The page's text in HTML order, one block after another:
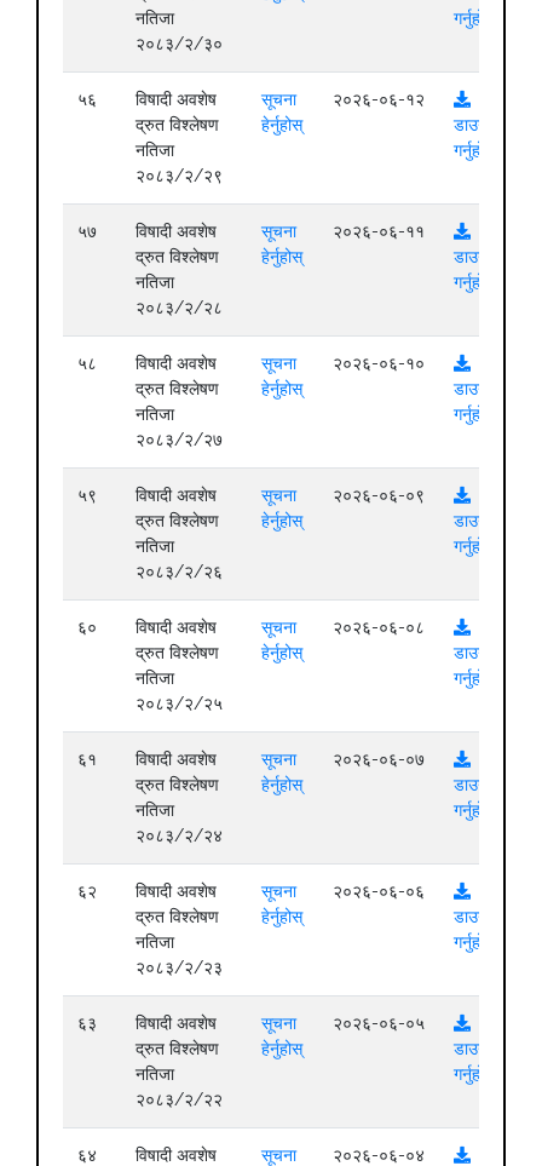
नतिजा
२०८३/२/३०
गर्नुहोस्
५६
विषादी अवशेष
द्रुत विश्लेषण
नतिजा
२०८३/२/२९
सूचना
हेर्नुहोस्
२०२६-०६-१२
डाउनलोड
गर्नुहोस्
५७
विषादी अवशेष
द्रुत विश्लेषण
नतिजा
२०८३/२/२८
सूचना
हेर्नुहोस्
२०२६-०६-११
डाउनलोड
गर्नुहोस्
५८
विषादी अवशेष
द्रुत विश्लेषण
नतिजा
२०८३/२/२७
सूचना
हेर्नुहोस्
२०२६-०६-१०
डाउनलोड
गर्नुहोस्
५९
विषादी अवशेष
द्रुत विश्लेषण
नतिजा
२०८३/२/२६
सूचना
हेर्नुहोस्
२०२६-०६-०९
डाउनलोड
गर्नुहोस्
६०
विषादी अवशेष
द्रुत विश्लेषण
नतिजा
२०८३/२/२५
सूचना
हेर्नुहोस्
२०२६-०६-०८
डाउनलोड
गर्नुहोस्
६१
विषादी अवशेष
द्रुत विश्लेषण
नतिजा
२०८३/२/२४
सूचना
हेर्नुहोस्
२०२६-०६-०७
डाउनलोड
गर्नुहोस्
६२
विषादी अवशेष
द्रुत विश्लेषण
नतिजा
२०८३/२/२३
सूचना
हेर्नुहोस्
२०२६-०६-०६
डाउनलोड
गर्नुहोस्
६३
विषादी अवशेष
द्रुत विश्लेषण
नतिजा
२०८३/२/२२
सूचना
हेर्नुहोस्
२०२६-०६-०५
डाउनलोड
गर्नुहोस्
६४
विषादी अवशेष
सूचना
२०२६-०६-०४